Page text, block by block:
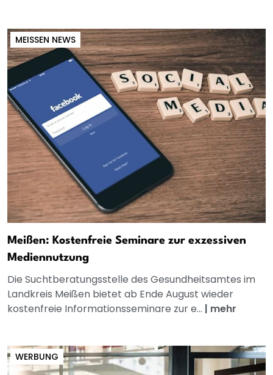
MEISSEN NEWS
Meißen: Kostenfreie Seminare zur exzessiven
Mediennutzung
Die Suchtberatungsstelle des Gesundheitsamtes im
Landkreis Meißen bietet ab Ende August wieder
kostenfreie Informationsseminare zur e... | mehr
WERBUNG